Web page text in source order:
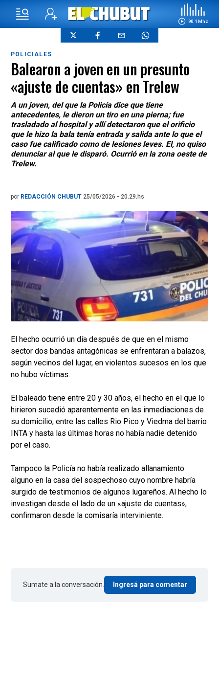
90.1 Mhz
POLICIALES
Balearon a joven en un presunto
«ajuste de cuentas» en Trelew
A un joven, del que la Policía dice que tiene
antecedentes, le dieron un tiro en una pierna; fue
trasladado al hospital y allí detectaron que el orificio
que le hizo la bala tenía entrada y salida ante lo que el
caso fue calificado como de lesiones leves. El, no quiso
denunciar al que le disparó. Ocurrió en la zona oeste de
Trelew.
por REDACCIÓN CHUBUT 25/05/2026 - 20.29.hs
El hecho ocurrió un día después de que en el mismo
sector dos bandas antagónicas se enfrentaran a balazos,
según vecinos del lugar, en violentos sucesos en los que
no hubo víctimas.
El baleado tiene entre 20 y 30 años, el hecho en el que lo
hirieron sucedió aparentemente en las inmediaciones de
su domicilio, entre las calles Rio Pico y Viedma del barrio
INTA y hasta las últimas horas no había nadie detenido
por el caso.
Tampoco la Policía no había realizado allanamiento
alguno en la casa del sospechoso cuyo nombre habría
surgido de testimonios de algunos lugareños. Al hecho lo
investigan desde el lado de un «ajuste de cuentas»,
confirmaron desde la comisaría interviniente.
Sumate a la conversación. Ingresá para comentar